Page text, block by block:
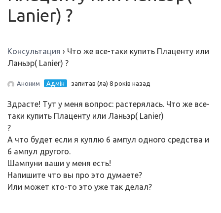
Lanier) ?
Консультация › Что же все-таки купить Плаценту или
Ланьэр( Lanier) ?
Аноним Адмін запитав (ла) 8 років назад
Здрасте! Тут у меня вопрос: растерялась. Что же все-
таки купить Плаценту или Ланьэр( Lanier)
?
А что будет если я куплю 6 ампул одного средства и
6 ампул другого.
Шампуни ваши у меня есть!
Напишите что вы про это думаете?
Или может кто-то это уже так делал?